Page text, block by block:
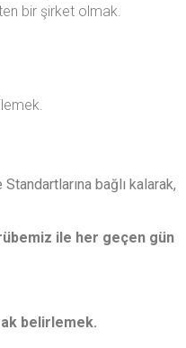
bir şirket olmak.
bağlı kalarak,
ile her geçen gün
belirlemek.